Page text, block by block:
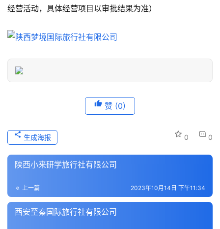
游
信
历
导
游
之
本
地
经营活动，具体经营项目以审批结果为准）
赞 (0)
0 0
生成海报
陕西小来研学旅行社有限公司
上一篇 2023年10月14日 下午11:34
西安至秦国际旅行社有限公司